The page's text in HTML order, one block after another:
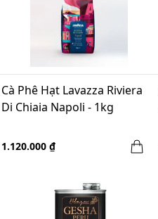
Cà Phê Hạt Lavazza Riviera
Di Chiaia Napoli - 1kg
1.120.000 ₫